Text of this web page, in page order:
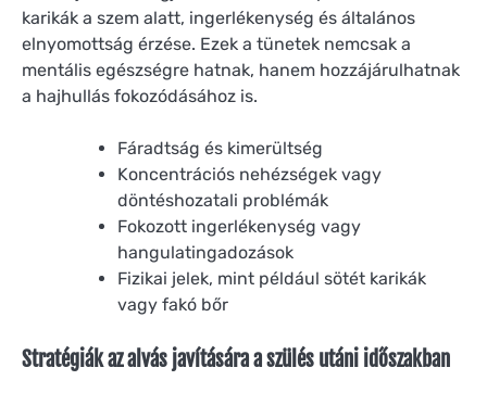
karikák a szem alatt, ingerlékenység és általános
elnyomottság érzése. Ezek a tünetek nemcsak a
mentális egészségre hatnak, hanem hozzájárulhatnak
a hajhullás fokozódásához is.
Fáradtság és kimerültség
Koncentrációs nehézségek vagy
döntéshozatali problémák
Fokozott ingerlékenység vagy
hangulatingadozások
Fizikai jelek, mint például sötét karikák
vagy fakó bőr
Stratégiák az alvás javítására a szülés utáni időszakban